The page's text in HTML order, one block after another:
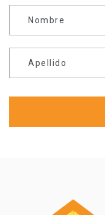
Nombre
Apellido